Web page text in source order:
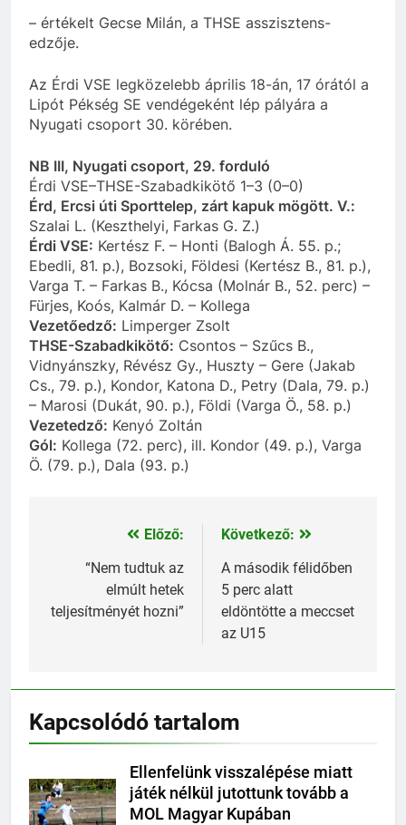
– értékelt Gecse Milán, a THSE asszisztens-
edzője.
Az Érdi VSE legközelebb április 18-án, 17 órától a
Lipót Pékség SE vendégeként lép pályára a
Nyugati csoport 30. körében.
NB III, Nyugati csoport, 29. forduló
Érdi VSE–THSE-Szabadkikötő 1–3 (0–0)
Érd, Ercsi úti Sporttelep, zárt kapuk mögött. V.:
Szalai L. (Keszthelyi, Farkas G. Z.)
Érdi VSE: Kertész F. – Honti (Balogh Á. 55. p.;
Ebedli, 81. p.), Bozsoki, Földesi (Kertész B., 81. p.),
Varga T. – Farkas B., Kócsa (Molnár B., 52. perc) –
Fürjes, Koós, Kalmár D. – Kollega
Vezetőedző: Limperger Zsolt
THSE-Szabadkikötő: Csontos – Szűcs B.,
Vidnyánszky, Révész Gy., Huszty – Gere (Jakab
Cs., 79. p.), Kondor, Katona D., Petry (Dala, 79. p.)
– Marosi (Dukát, 90. p.), Földi (Varga Ö., 58. p.)
Vezetedző: Kenyó Zoltán
Gól: Kollega (72. perc), ill. Kondor (49. p.), Varga
Ö. (79. p.), Dala (93. p.)
Bejegyzés
navigáció
Előző:
“Nem tudtuk az
elmúlt hetek
teljesítményét hozni”
Következő:
A második félidőben
5 perc alatt
eldöntötte a meccset
az U15
Kapcsolódó tartalom
Ellenfelünk visszalépése miatt
játék nélkül jutottunk tovább a
MOL Magyar Kupában